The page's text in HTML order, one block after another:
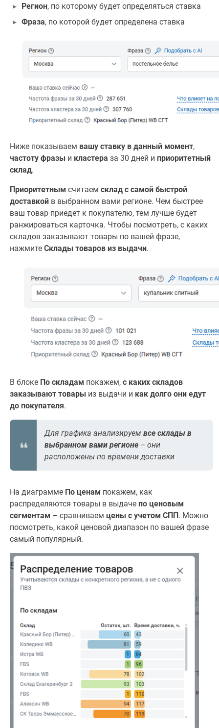
Регион, по которому будет определяться ставка
Фраза, по которой будет определена ставка
Ниже показываем вашу ставку в данный момент,
частоту фразы и кластера за 30 дней и приоритетный
склад.
Приоритетным считаем склад с самой быстрой
доставкой в выбранном вами регионе. Чем быстрее
ваш товар приедет к покупателю, тем лучше будет
ранжироваться карточка. Чтобы посмотреть, с каких
складов заказывают товары по вашей фразе,
нажмите Склады товаров из выдачи.
В блоке По складам покажем, с каких складов
заказывают товары из выдачи и как долго они едут
до покупателя.
Для графика анализируем все склады в
выбранном вами регионе – они
расположены по времени доставки
На диаграмме По ценам покажем, как
распределяются товары в выдаче по ценовым
сегментам – сравниваем цены с учетом СПП. Можно
посмотреть, какой ценовой диапазон по вашей фразе
самый популярный.